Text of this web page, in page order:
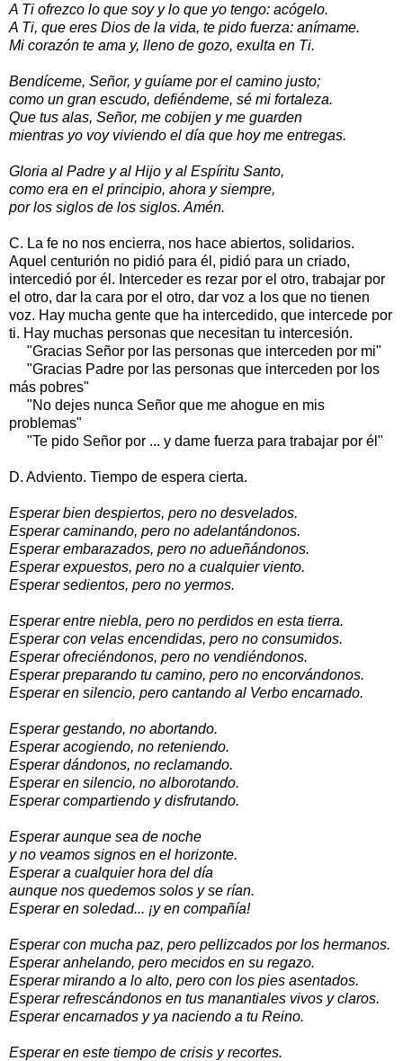
A Ti ofrezco lo que soy y lo que yo tengo: acógelo.
A Ti, que eres Dios de la vida, te pido fuerza: anímame.
Mi corazón te ama y, lleno de gozo, exulta en Ti.
Bendíceme, Señor, y guíame por el camino justo;
como un gran escudo, defiéndeme, sé mi fortaleza.
Que tus alas, Señor, me cobijen y me guarden
mientras yo voy viviendo el día que hoy me entregas.
Gloria al Padre y al Hijo y al Espíritu Santo,
como era en el principio, ahora y siempre,
por los siglos de los siglos. Amén.
C. La fe no nos encierra, nos hace abiertos, solidarios.
Aquel centurión no pidió para él, pidió para un criado,
intercedió por él. Interceder es rezar por el otro, trabajar por
el otro, dar la cara por el otro, dar voz a los que no tienen
voz. Hay mucha gente que ha intercedido, que intercede por
ti. Hay muchas personas que necesitan tu intercesión.
"Gracias Señor por las personas que interceden por mi"
"Gracias Padre por las personas que interceden por los
más pobres"
"No dejes nunca Señor que me ahogue en mis
problemas"
"Te pido Señor por ... y dame fuerza para trabajar por él"
D. Adviento. Tiempo de espera cierta.
Esperar bien despiertos, pero no desvelados.
Esperar caminando, pero no adelantándonos.
Esperar embarazados, pero no adueñándonos.
Esperar expuestos, pero no a cualquier viento.
Esperar sedientos, pero no yermos.
Esperar entre niebla, pero no perdidos en esta tierra.
Esperar con velas encendidas, pero no consumidos.
Esperar ofreciéndonos, pero no vendiéndonos.
Esperar preparando tu camino, pero no encorvándonos.
Esperar en silencio, pero cantando al Verbo encarnado.
Esperar gestando, no abortando.
Esperar acogiendo, no reteniendo.
Esperar dándonos, no reclamando.
Esperar en silencio, no alborotando.
Esperar compartiendo y disfrutando.
Esperar aunque sea de noche
y no veamos signos en el horizonte.
Esperar a cualquier hora del día
aunque nos quedemos solos y se rían.
Esperar en soledad... ¡y en compañía!
Esperar con mucha paz, pero pellizcados por los hermanos.
Esperar anhelando, pero mecidos en su regazo.
Esperar mirando a lo alto, pero con los pies asentados.
Esperar refrescándonos en tus manantiales vivos y claros.
Esperar encarnados y ya naciendo a tu Reino.
Esperar en este tiempo de crisis y recortes.